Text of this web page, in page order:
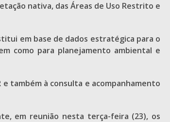
nativa, das Áreas de Uso Restrito e
em base de dados estratégica para o
como para planejamento ambiental e
também à consulta e acompanhamento
em reunião nesta terça-feira (23), os